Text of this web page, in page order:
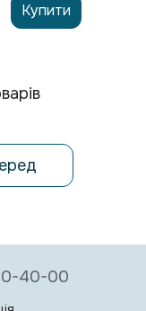
Купити
40-00